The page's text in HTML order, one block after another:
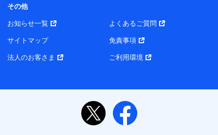
その他
お知らせ一覧 よくあるご質問
サイトマップ 免責事項
法人のお客さま ご利用環境